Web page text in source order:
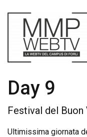
Day 9
Festival del Buon
Ultimissima giornata